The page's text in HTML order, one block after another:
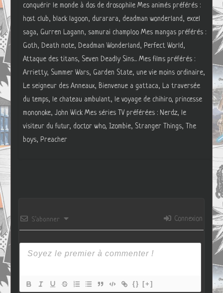
conquérir le monde à dos de drosophile Mes animés préférés :
host club, black lagoon, durarara, deadman wonderland, excel
saga, Gurren Lagann, samurai champloo Mes mangas préférés :
Goth, Death note, Deadman Wonderland, Perfect World,
Attaque des titans, Seven Deadly Sins... Mes films préférés :
Arrietty, Summer Wars, Garden State, une vie moins ordinaire,
Le seigneur des Anneaux, Bienvenue a gattaca, La traversée
du temps, le chateau ambulant, le voyage de chihiro, princesse
mononoke, John Wick Mes séries TV préférées : Nerdz, le
visiteur du futur, doctor who, Izombie, Stranger Things, The
boys, Preacher
S’abonner Connexion
{} [+]